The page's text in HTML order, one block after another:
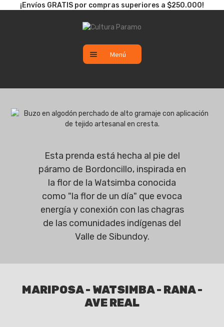
¡Envíos GRATIS por compras superiores a $250.000!
Ir
navegación
Ir
contenido
Menú
SALE
Esta prenda está hecha al pie del
páramo de Bordoncillo, inspirada en
la flor de la Watsimba conocida
como "la flor de un día" que evoca
energía y conexión con las chagras
de las comunidades indígenas del
Valle de Sibundoy.
MARIPOSA - WATSIMBA - RANA -
AVE REAL